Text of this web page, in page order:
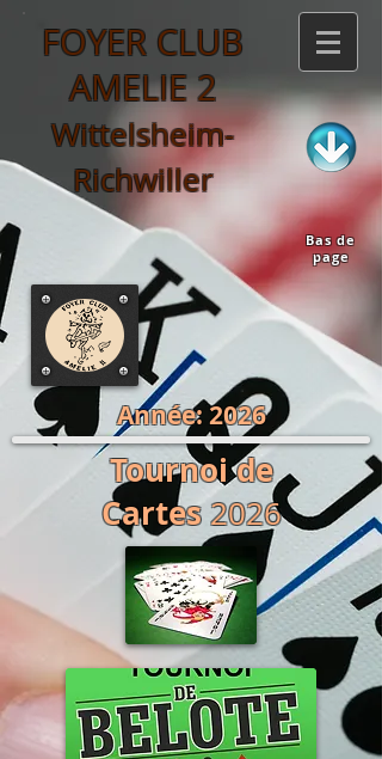
FOYER CLUB
AMELIE 2
Wittelsheim-
Richwiller
Bas de
page
Année: 2026
Tournoi de
Cartes2026